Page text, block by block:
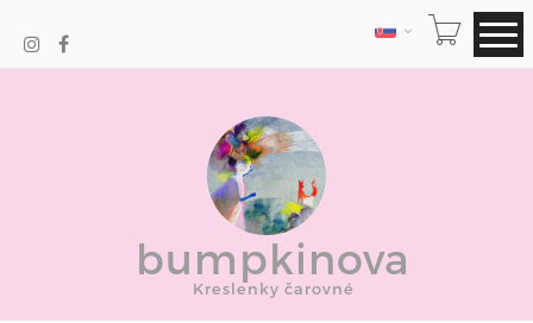
JAZYK
bumpkinova
Kreslenky čarovné